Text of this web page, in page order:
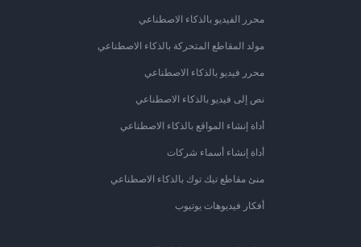
محرر الفيديو بالذكاء الاصطناعي
مولد المقاطع المتحركة بالذكاء الاصطناعي
محرر فيديو بالذكاء الاصطناعي
نص إلى فيديو بالذكاء الاصطناعي
أداة إنشاء المواقع بالذكاء الاصطناعي
أداة إنشاء أسماء شركات
منئ مقاطع تيك توك بالذكاء الاصطناعي
أفكار فيديوهات يوتيوب